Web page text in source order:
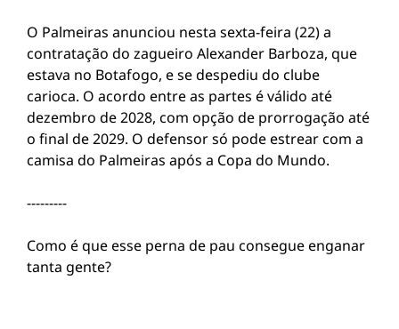
O Palmeiras anunciou nesta sexta-feira (22) a
contratação do zagueiro Alexander Barboza, que
estava no Botafogo, e se despediu do clube
carioca. O acordo entre as partes é válido até
dezembro de 2028, com opção de prorrogação até
o final de 2029. O defensor só pode estrear com a
camisa do Palmeiras após a Copa do Mundo.
---------
Como é que esse perna de pau consegue enganar
tanta gente?